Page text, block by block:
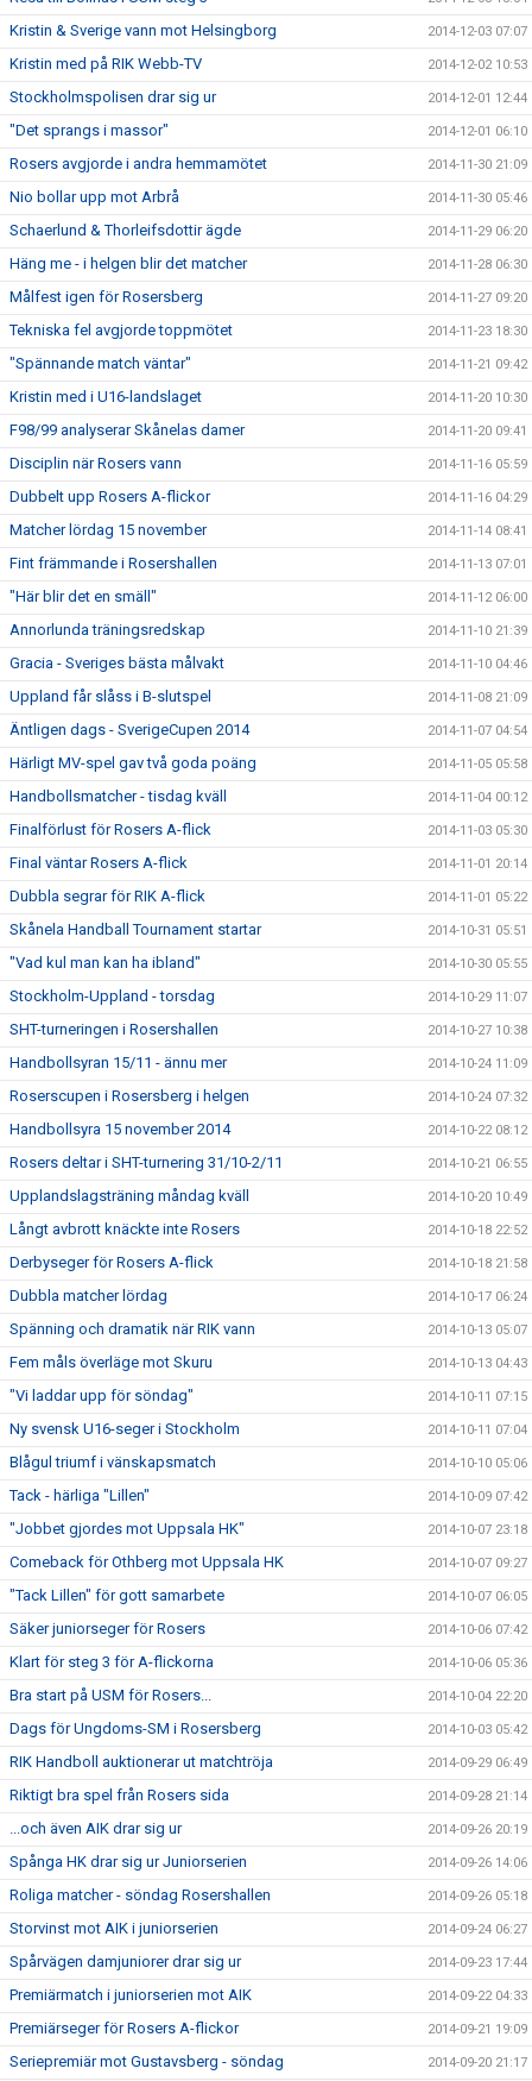
Kristin & Sverige vann mot Helsingborg 2014-12-03 07:07
Kristin med på RIK Webb-TV 2014-12-02 10:53
Stockholmspolisen drar sig ur 2014-12-01 12:44
"Det sprangs i massor" 2014-12-01 06:10
Rosers avgjorde i andra hemmamötet 2014-11-30 21:09
Nio bollar upp mot Arbrå 2014-11-30 05:46
Schaerlund & Thorleifsdottir ägde 2014-11-29 06:20
Häng me - i helgen blir det matcher 2014-11-28 06:30
Målfest igen för Rosersberg 2014-11-27 09:20
Tekniska fel avgjorde toppmötet 2014-11-23 18:30
"Spännande match väntar" 2014-11-21 09:42
Kristin med i U16-landslaget 2014-11-20 10:30
F98/99 analyserar Skånelas damer 2014-11-20 09:41
Disciplin när Rosers vann 2014-11-16 05:59
Dubbelt upp Rosers A-flickor 2014-11-16 04:29
Matcher lördag 15 november 2014-11-14 08:41
Fint främmande i Rosershallen 2014-11-13 07:01
"Här blir det en smäll" 2014-11-12 06:00
Annorlunda träningsredskap 2014-11-10 21:39
Gracia - Sveriges bästa målvakt 2014-11-10 04:46
Uppland får slåss i B-slutspel 2014-11-08 21:09
Äntligen dags - SverigeCupen 2014 2014-11-07 04:54
Härligt MV-spel gav två goda poäng 2014-11-05 05:58
Handbollsmatcher - tisdag kväll 2014-11-04 00:12
Finalförlust för Rosers A-flick 2014-11-03 05:30
Final väntar Rosers A-flick 2014-11-01 20:14
Dubbla segrar för RIK A-flick 2014-11-01 05:22
Skånela Handball Tournament startar 2014-10-31 05:51
"Vad kul man kan ha ibland" 2014-10-30 05:55
Stockholm-Uppland - torsdag 2014-10-29 11:07
SHT-turneringen i Rosershallen 2014-10-27 10:38
Handbollsyran 15/11 - ännu mer 2014-10-24 11:09
Roserscupen i Rosersberg i helgen 2014-10-24 07:32
Handbollsyra 15 november 2014 2014-10-22 08:12
Rosers deltar i SHT-turnering 31/10-2/11 2014-10-21 06:55
Upplandslagsträning måndag kväll 2014-10-20 10:49
Långt avbrott knäckte inte Rosers 2014-10-18 22:52
Derbyseger för Rosers A-flick 2014-10-18 21:58
Dubbla matcher lördag 2014-10-17 06:24
Spänning och dramatik när RIK vann 2014-10-13 05:07
Fem måls överläge mot Skuru 2014-10-13 04:43
"Vi laddar upp för söndag" 2014-10-11 07:15
Ny svensk U16-seger i Stockholm 2014-10-11 07:04
Blågul triumf i vänskapsmatch 2014-10-10 05:06
Tack - härliga "Lillen" 2014-10-09 07:42
"Jobbet gjordes mot Uppsala HK" 2014-10-07 23:18
Comeback för Othberg mot Uppsala HK 2014-10-07 09:27
"Tack Lillen" för gott samarbete 2014-10-07 06:05
Säker juniorseger för Rosers 2014-10-06 07:42
Klart för steg 3 för A-flickorna 2014-10-06 05:36
Bra start på USM för Rosers... 2014-10-04 22:20
Dags för Ungdoms-SM i Rosersberg 2014-10-03 05:42
RIK Handboll auktionerar ut matchtröja 2014-09-29 06:49
Riktigt bra spel från Rosers sida 2014-09-28 21:14
...och även AIK drar sig ur 2014-09-26 20:19
Spånga HK drar sig ur Juniorserien 2014-09-26 14:06
Roliga matcher - söndag Rosershallen 2014-09-26 05:18
Storvinst mot AIK i juniorserien 2014-09-24 06:27
Spårvägen damjuniorer drar sig ur 2014-09-23 17:44
Premiärmatch i juniorserien mot AIK 2014-09-22 04:33
Premiärseger för Rosers A-flickor 2014-09-21 19:09
Seriepremiär mot Gustavsberg - söndag 2014-09-20 21:17